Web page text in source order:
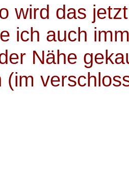
wird das
ich auch
Nähe
(im